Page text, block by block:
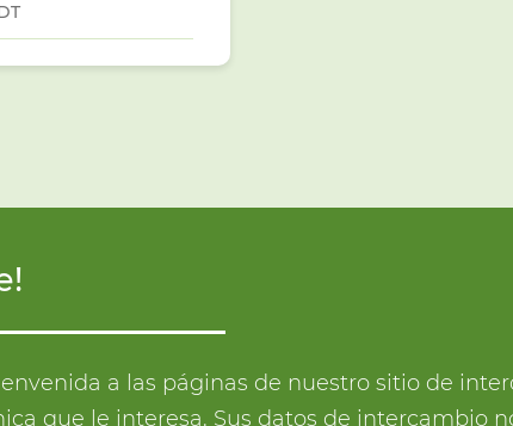
a las páginas de nuestro sitio de
que le interesa. Sus datos de intercambio